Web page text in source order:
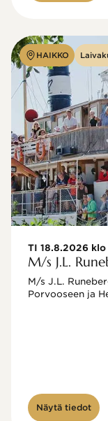
HAIKKO
TI 18.8.2026
M/s J.L.
M/s J.L.
Porvooseen ja
Näytä tiedot